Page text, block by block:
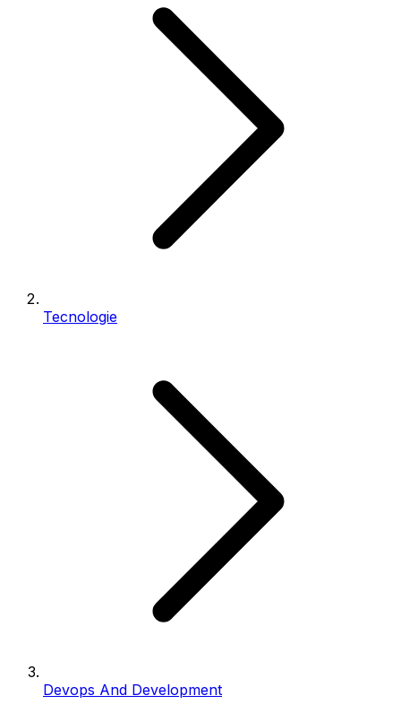
Tecnologie
Devops And Development